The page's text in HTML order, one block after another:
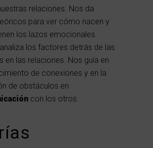
relaciones. Nos da
para ver cómo nacen y
los lazos emocionales.
los factores detrás de las
en las relaciones. Nos guía en
de conexiones y en la
de obstáculos en
con los otros.